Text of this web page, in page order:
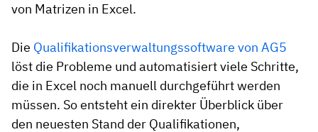
von Matrizen in Excel.
Die Qualifikationsverwaltungssoftware von AG5
löst die Probleme und automatisiert viele Schritte,
die in Excel noch manuell durchgeführt werden
müssen. So entsteht ein direkter Überblick über
den neuesten Stand der Qualifikationen,